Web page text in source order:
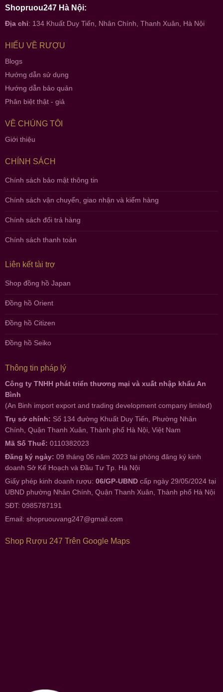
Shopruou247 Hà Nội:
Địa chỉ: 134 Khuất Duy Tiến, Nhân Chính, Thanh Xuân, Hà Nội
HIỂU VỀ RƯỢU
Blogs
Hướng dẫn sử dụng
Hướng dẫn bảo quản
Phân biệt thật - giả
VỀ CHÚNG TÔI
Giới thiệu
CHÍNH SÁCH
Chính sách bảo mật thông tin
Chính sách vận chuyển, giao nhận và kiểm hàng
Chính sách đổi trả hàng
Chính sách thanh toán
Liên kết tài trợ
Shop đồng hồ Japan
Đồng hồ Orient
Đồng hồ Citizen
Đồng hồ Seiko
Thông tin pháp lý
Công ty TNHH phát triển thương mại và xuất nhập khẩu An
Bình
(An Binh import export and trading development company limited)
Trụ sở chính: Số 134 đường Khuất Duy Tiến, Phường Nhân
Chính, Quận Thanh Xuân, Thành phố Hà Nội, Việt Nam
Mã Số Thuế: 0110382023
Đăng ký ngày: 09 tháng 06 năm 2023 tại phòng đăng ký kinh
doanh Sở Kế Hoạch và Đầu Tư Tp. Hà Nội
Giấy phép kinh doanh rượu: 06/GP-UBND cấp ngày 29/05/2024 tại
UBND phường Nhân Chính, Quận Thanh Xuân, Thành phố Hà Nội
SĐT: 0985787191
Email: shopruouvang247@gmail.com
Shop Rượu 247 Trên Google Maps